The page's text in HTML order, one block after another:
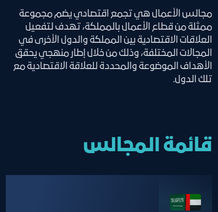
مجالس الأعمال هي تجمع اقتصادي يضم مجموعة
ممثلة من قطاع الأعمال بالمملكة، تهدف لتفعيل
العلاقات الاقتصادية بين المملكة والدول الأخرى في
المجالات المختلفة، وذلك من خلال إطار منهجي يحقق
الأهداف الموضوعة والمحددة للعلاقة الاقتصادية مع
تلك الدول.
قائمة المجالس